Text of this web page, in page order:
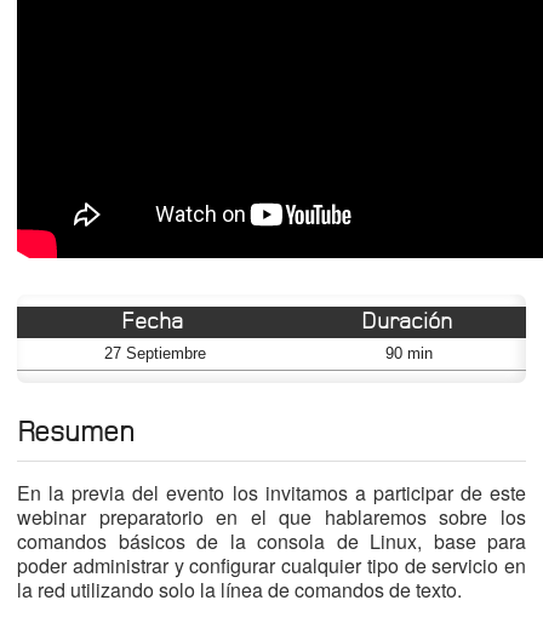
Fecha Duración
27 Septiembre 90 min
Resumen
En la previa del evento los invitamos a participar de este
webinar preparatorio en el que hablaremos sobre los
comandos básicos de la consola de Linux, base para
poder administrar y configurar cualquier tipo de servicio en
la red utilizando solo la línea de comandos de texto.